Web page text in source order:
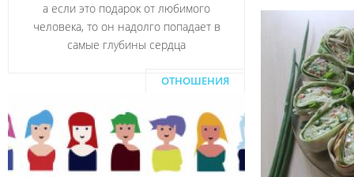
а если это подарок от любимого
человека, то он надолго попадает в
самые глубины сердца
ОТНОШЕНИЯ